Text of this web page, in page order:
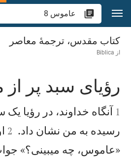
پرش به محتوا
عاموس 8
کتاب مقدس، ترجمۀ معاصر
از Biblica

رؤيای سبد پر از

1 آنگاه خداوند، در رؤيا يک
رسيده به من نشان داد. 

2
«عاموس، چه میبينی؟»